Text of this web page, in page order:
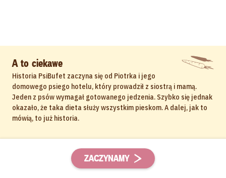
ZACZYNAMY
A to ciekawe
Historia PsiBufet zaczyna się od Piotrka i jego
domowego psiego hotelu, który prowadził z siostrą i mamą.
Jeden z psów wymagał gotowanego jedzenia. Szybko się jednak
okazało, że taka dieta służy wszystkim pieskom. A dalej, jak to
mówią, to już historia.